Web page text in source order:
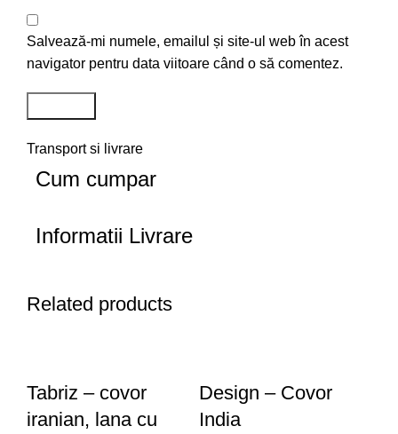
Salvează-mi numele, emailul și site-ul web în acest
navigator pentru data viitoare când o să comentez.
Transport si livrare
Cum cumpar
Informatii Livrare
Related products
Tabriz – covor
iranian, lana cu
Design – Covor
India